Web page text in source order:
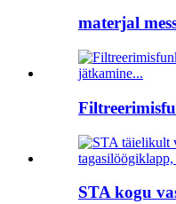
materjal
STA kogu